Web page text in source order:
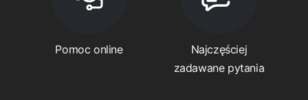
Pomoc online
Najczęściej
zadawane pytania